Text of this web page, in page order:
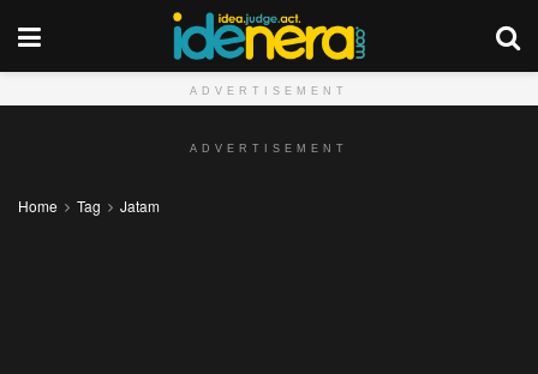
ADVERTISEMENT
ADVERTISEMENT
Home Tag Jatam